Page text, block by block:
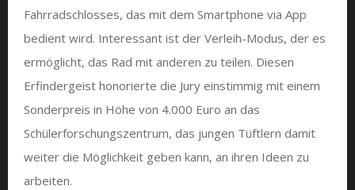
Fahrradschlosses, das mit dem Smartphone via App
bedient wird. Interessant ist der Verleih-Modus, der es
ermöglicht, das Rad mit anderen zu teilen. Diesen
Erfindergeist honorierte die Jury einstimmig mit einem
Sonderpreis in Höhe von 4.000 Euro an das
Schülerforschungszentrum, das jungen Tüftlern damit
weiter die Möglichkeit geben kann, an ihren Ideen zu
arbeiten.